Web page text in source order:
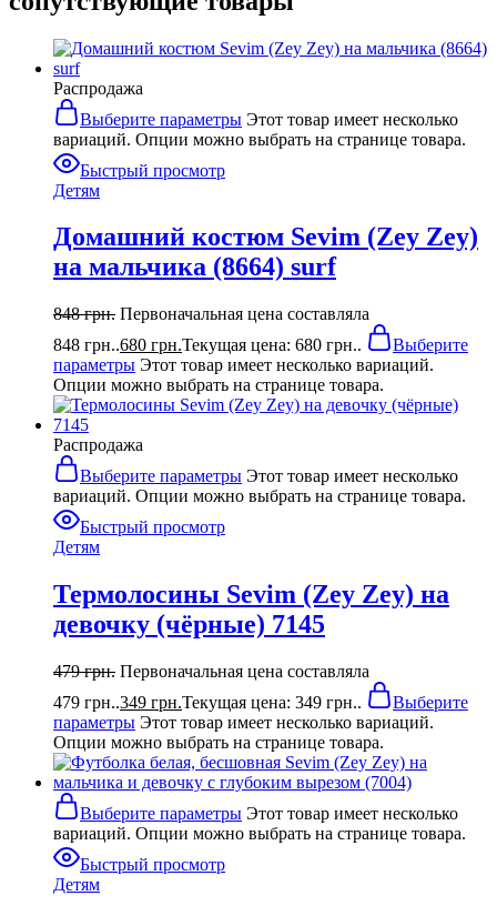
Распродажа
Выберите параметры Этот товар имеет несколько
вариаций. Опции можно выбрать на странице товара.
Быстрый просмотр
Детям
Домашний костюм Sevim (Zey Zey)
на мальчика (8664) surf
848грн. Первоначальная цена составляла
848 грн..680 грн.Текущая цена: 680 грн..
Выберите
параметры Этот товар имеет несколько вариаций.
Опции можно выбрать на странице товара.
Распродажа
Выберите параметры Этот товар имеет несколько
вариаций. Опции можно выбрать на странице товара.
Быстрый просмотр
Детям
Термолосины Sevim (Zey Zey) на
девочку (чёрные) 7145
479грн. Первоначальная цена составляла
479 грн..349 грн.Текущая цена: 349 грн..
Выберите
параметры Этот товар имеет несколько вариаций.
Опции можно выбрать на странице товара.
Выберите параметры Этот товар имеет несколько
вариаций. Опции можно выбрать на странице товара.
Быстрый просмотр
Детям